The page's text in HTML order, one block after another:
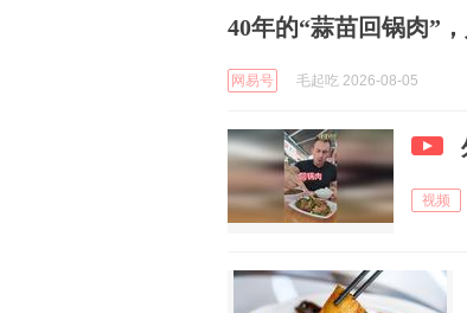
40年的“蒜苗回锅肉”
网易号 毛起吃 2026-08-05
视频